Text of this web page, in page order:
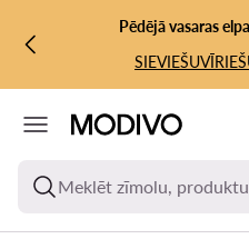
PĀRIET UZ GALVENO SATURU
PĀRIET UZ MEKLĒŠANU
Pēdējā vasaras
SIEVIEŠU
Meklēt zīmolu,